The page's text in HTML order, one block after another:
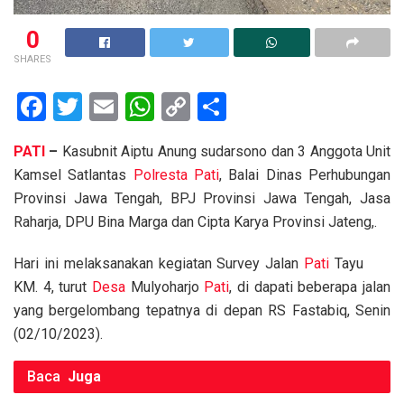
0
SHARES
F
ce
b
o
o
k
T
tt
er
E
ail
W
at
s
A
p
p
C
py
Li
n
k
ar
e
PATI – Kasubnit Aiptu Anung sudarsono dan 3 Anggota Unit
Kamsel Satlantas Polresta Pati, Balai Dinas Perhubungan
Provinsi Jawa Tengah, BPJ Provinsi Jawa Tengah, Jasa
Raharja, DPU Bina Marga dan Cipta Karya Provinsi Jateng,.
Hari ini melaksanakan kegiatan Survey Jalan Pati Tayu
KM. 4, turut Desa Mulyoharjo Pati, di dapati beberapa jalan
yang bergelombang tepatnya di depan RS Fastabiq, Senin
(02/10/2023).
Baca Juga